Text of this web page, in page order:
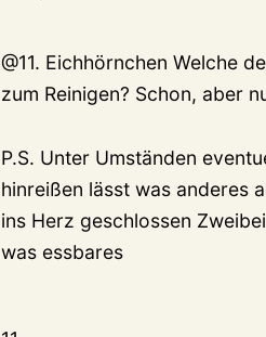
@11. Eichhörnchen Welche
zum Reinigen? Schon, aber
P.S. Unter Umständen
hinreißen lässt was anderes
ins Herz geschlossen
was essbares